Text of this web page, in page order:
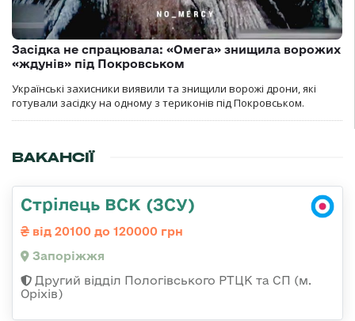
Засідка не спрацювала: «Омега» знищила ворожих
«ждунів» під Покровськом
Українські захисники виявили та знищили ворожі дрони, які
готували засідку на одному з териконів під Покровськом.
ВАКАНСІЇ
Стрілець ВСК (ЗСУ)
від 20100 до 120000 грн
Запоріжжя
Другий відділ Пологівського РТЦК та СП (м.
Оріхів)